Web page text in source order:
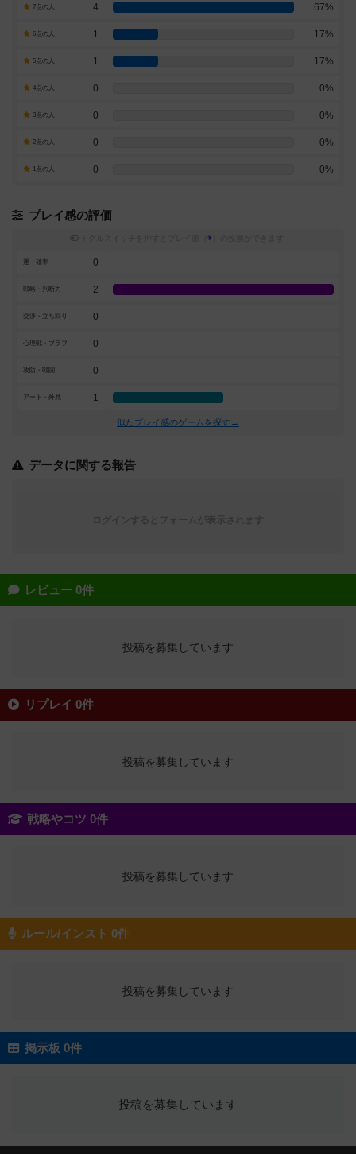
7点の人 4 67%
6点の人 1 17%
5点の人 1 17%
4点の人 0 0%
3点の人 0 0%
2点の人 0 0%
1点の人 0 0%
プレイ感の評価
※
運・確率 0
戦略・判断力 2
交渉・立ち回り 0
心理戦・ブラフ 0
攻防・戦闘 0
アート・外見 1
似たプレイ感のゲームを探す→
データに関する報告
レビュー 0件
投稿を募集しています
リプレイ 0件
投稿を募集しています
戦略やコツ 0件
投稿を募集しています
ルール/インスト 0件
投稿を募集しています
掲示板 0件
投稿を募集しています